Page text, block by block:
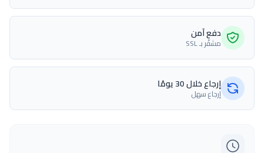
دفع آمن
مشفّر بـ SSL
إرجاع خلال 30 يومًا
إرجاع سهل